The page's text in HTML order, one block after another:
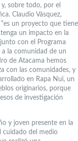
sobre todo, por el
Claudio Vásquez,
un proyecto que tiene
un impacto en la
con el Programa
la comunidad de un
de Atacama hemos
con las comunidades, y
en Rapa Nui, un
originarios, porque
de investigación
y joven presente en la
cuidado del medio